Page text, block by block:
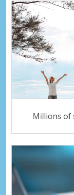
Millions of